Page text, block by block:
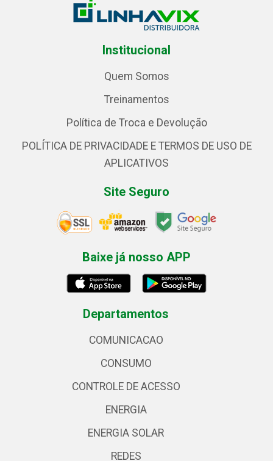
Institucional
Quem Somos
Treinamentos
Política de Troca e Devolução
POLÍTICA DE PRIVACIDADE E TERMOS DE USO DE
APLICATIVOS
Site Seguro
Baixe já nosso APP
Departamentos
COMUNICACAO
CONSUMO
CONTROLE DE ACESSO
ENERGIA
ENERGIA SOLAR
REDES